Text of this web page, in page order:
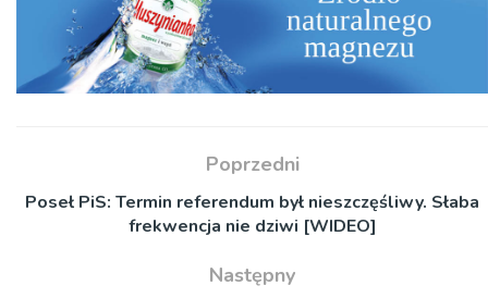
Poprzedni
Poseł PiS: Termin referendum był nieszczęśliwy. Słaba
frekwencja nie dziwi [WIDEO]
Następny